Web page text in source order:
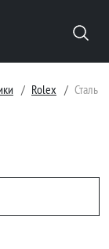
Rolex Сталь